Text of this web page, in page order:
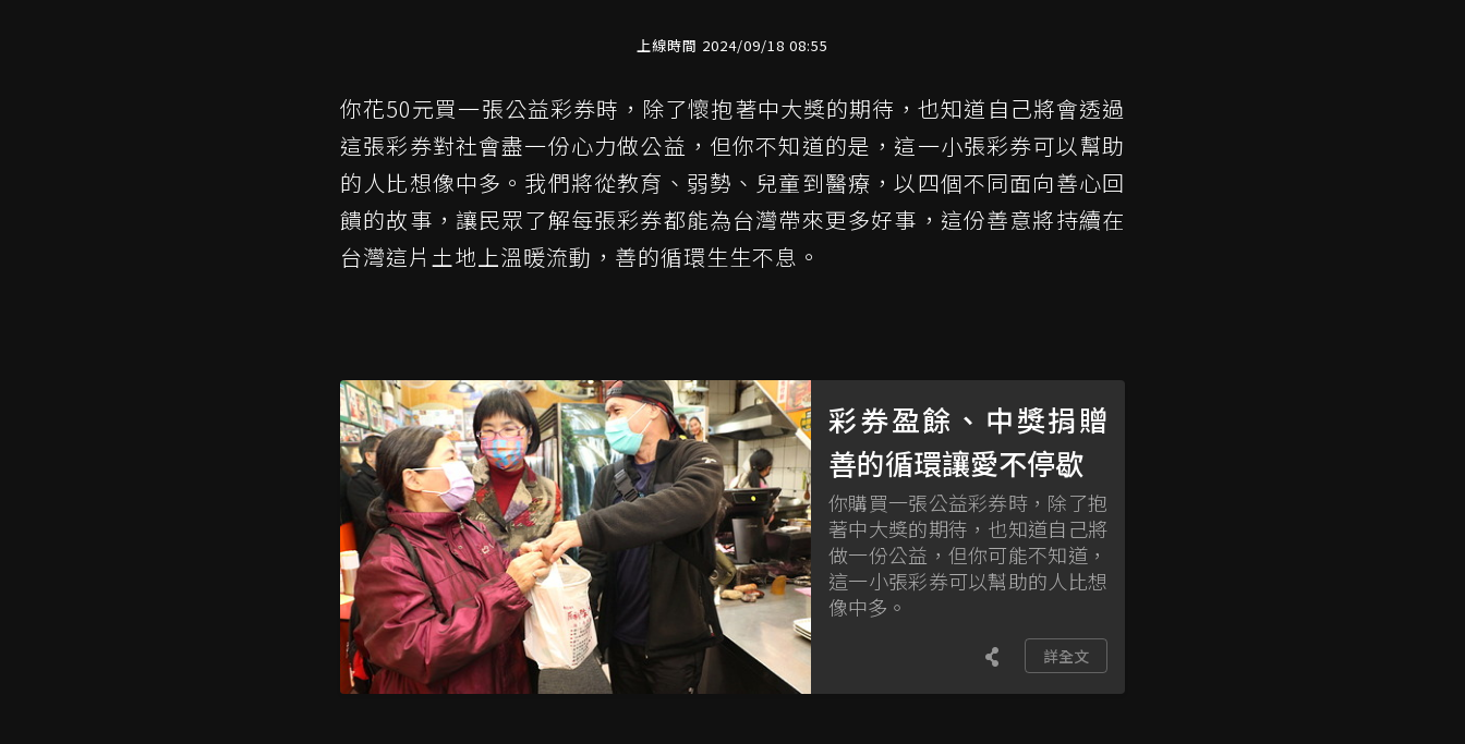
上線時間 2024/09/18 08:55
你花50元買一張公益彩券時，除了懷抱著中大獎的期待，也知道自己將會透過
這張彩券對社會盡一份心力做公益，但你不知道的是，這一小張彩券可以幫助
的人比想像中多。我們將從教育、弱勢、兒童到醫療，以四個不同面向善心回
饋的故事，讓民眾了解每張彩券都能為台灣帶來更多好事，這份善意將持續在
台灣這片土地上溫暖流動，善的循環生生不息。
彩券盈餘、中獎捐贈
善的循環讓愛不停歇
你購買一張公益彩券時，除了抱
著中大獎的期待，也知道自己將
做一份公益，但你可能不知道，
這一小張彩券可以幫助的人比想
像中多。
詳全文